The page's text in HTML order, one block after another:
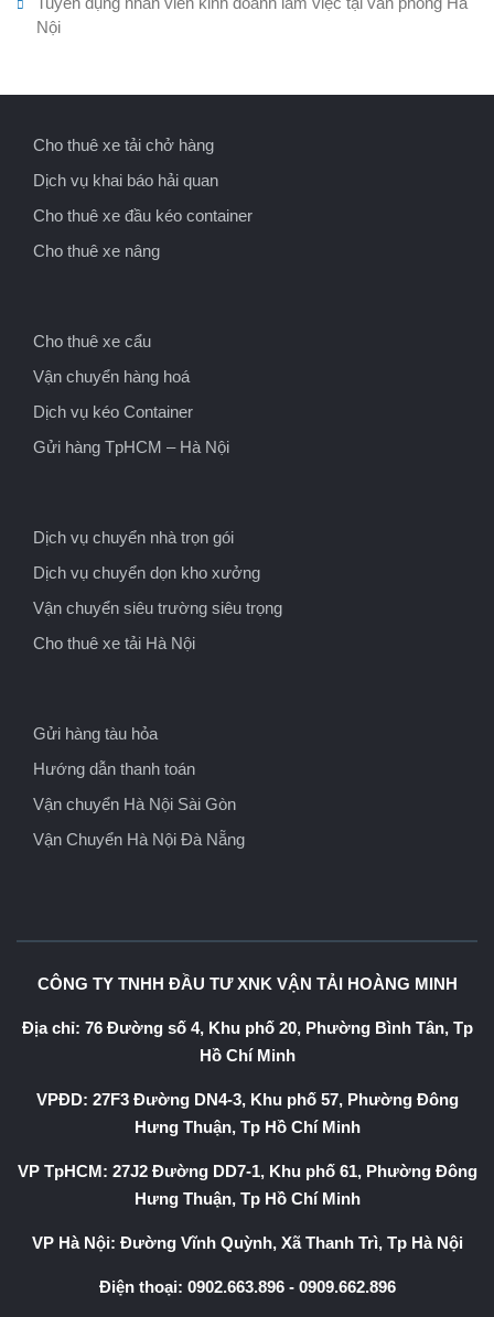
Nội
Cho thuê xe tải chở hàng
Dịch vụ khai báo hải quan
Cho thuê xe đầu kéo container
Cho thuê xe nâng
Cho thuê xe cẩu
Vận chuyển hàng hoá
Dịch vụ kéo Container
Gửi hàng TpHCM – Hà Nội
Dịch vụ chuyển nhà trọn gói
Dịch vụ chuyển dọn kho xưởng
Vận chuyển siêu trường siêu trọng
Cho thuê xe tải Hà Nội
Gửi hàng tàu hỏa
Hướng dẫn thanh toán
Vận chuyển Hà Nội Sài Gòn
Vận Chuyển Hà Nội Đà Nẵng
CÔNG TY TNHH ĐẦU TƯ XNK VẬN TẢI HOÀNG MINH
Địa chỉ: 76 Đường số 4, Khu phố 20, Phường Bình Tân, Tp
Hồ Chí Minh
VPĐD: 27F3 Đường DN4-3, Khu phố 57, Phường Đông
Hưng Thuận, Tp Hồ Chí Minh
VP TpHCM: 27J2 Đường DD7-1, Khu phố 61, Phường Đông
Hưng Thuận, Tp Hồ Chí Minh
VP Hà Nội: Đường Vĩnh Quỳnh, Xã Thanh Trì, Tp Hà Nội
Điện thoại: 0902.663.896- 0909.662.896